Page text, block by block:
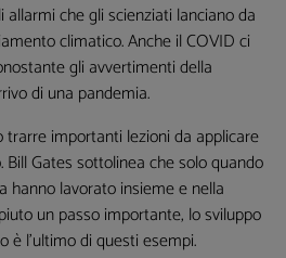
che gli scienziati lanciano da
climatico. Anche il COVID ci
gli avvertimenti della
di una pandemia.
importanti lezioni da applicare
Gates sottolinea che solo quando
hanno lavorato insieme e nella
un passo importante, lo sviluppo
è l’ultimo di questi esempi.